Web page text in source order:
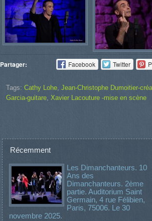
Partager: Facebook Twitter
Tags: Cathy Lohe, Jean-Christophe Dumoitier-
Garcia-guitare, Xavier Lacouture -mise en scène
Récemment
Les Dimanchanteurs. 10
Ans des
Dimanchanteurs. 2ème
partie. Auditorium Saint
Germain, 4 rue Félibien,
Paris, 75006. Le 30
novembre 2025.